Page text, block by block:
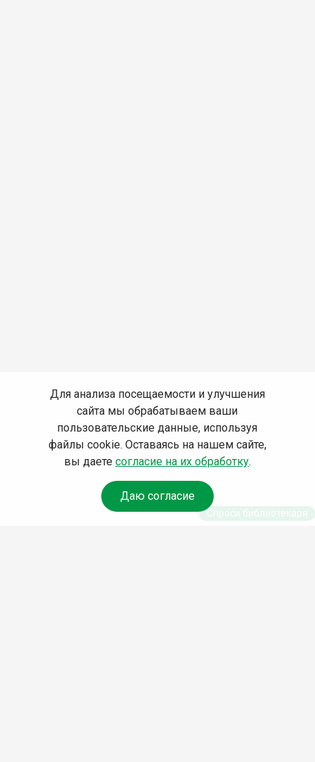
Для анализа посещаемости и улучшения
сайта мы обрабатываем ваши
пользовательские данные, используя
файлы cookie. Оставаясь на нашем сайте,
вы даете согласие на их обработку.
Даю согласие
Спроси библиотекаря